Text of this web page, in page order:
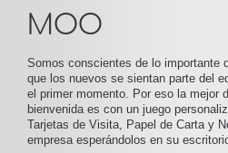
MOO
Somos conscientes de lo importante
que los nuevos se sientan parte del
el primer momento. Por eso la mejor
bienvenida es con un juego
Tarjetas de Visita, Papel de Carta y
empresa esperándolos en su